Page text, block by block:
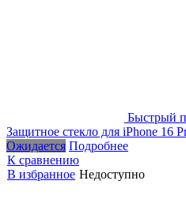
Быстрый
Защитное стекло для iPhone 16
Ожидается Подробнее
К сравнению
В избранное Недоступно